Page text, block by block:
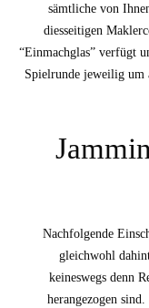
sämtliche von
diesseitigen
“Einmachglas” verfügt
Spielrunde jeweilig um
Nachfolgende
gleichwohl
keineswegs denn
herangezogen